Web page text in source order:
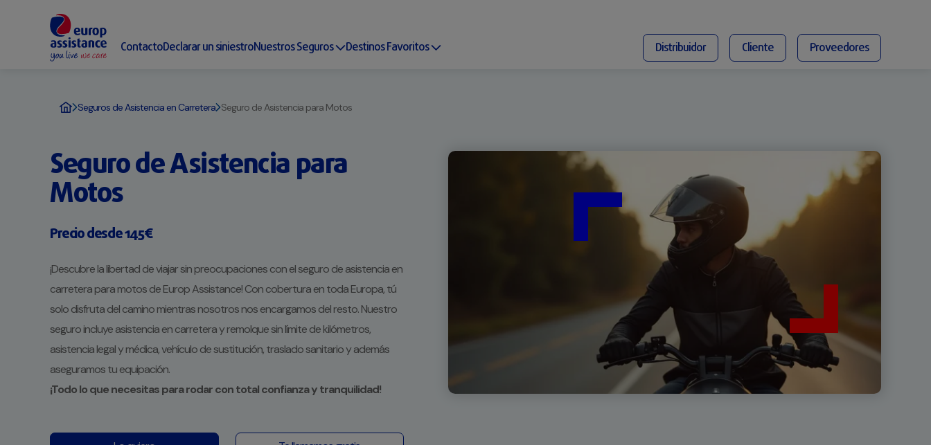
ContactoDeclarar un siniestroNuestros Seguros Destinos Favoritos Distribuidor Cliente Proveedores
Seguros de Asistencia en Carretera Seguro de Asistencia para Motos
Seguro de Asistencia para
Motos
Precio desde 145€
¡Descubre la libertad de viajar sin preocupaciones con el seguro de asistencia en
carretera para motos de Europ Assistance! Con cobertura en toda Europa, tú
solo disfruta del camino mientras nosotros nos encargamos del resto. Nuestro
seguro incluye asistencia en carretera y remolque sin límite de kilómetros,
asistencia legal y médica, vehículo de sustitución, traslado sanitario y además
aseguramos tu equipación.
¡Todo lo que necesitas para rodar con total confianza y tranquilidad!